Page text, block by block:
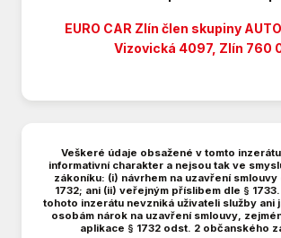
Centrál dálkový
Centrální zamykání
Dotykové ovládání palubního
Dvouzónová klimatizace
Dělená zadní sedadla
El. okna
EURO CAR Zlín člen skupiny
Vizovická 4097, Zlín 760
Veškeré údaje obsažené v tomto
informativní charakter a nejsou tak ve
zákoníku: (i) návrhem na uzavření smlouvy
1732; ani (ii) veřejným příslibem dle §
tohoto inzerátu nevzniká uživateli služby ani
osobám nárok na uzavření smlouvy,
aplikace § 1732 odst. 2 občanského